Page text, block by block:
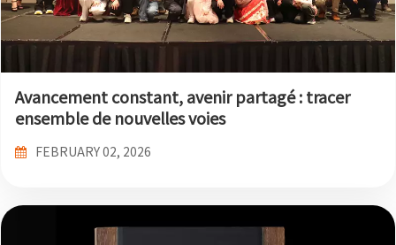
Avancement constant, avenir partagé : tracer
ensemble de nouvelles voies
FEBRUARY 02, 2026